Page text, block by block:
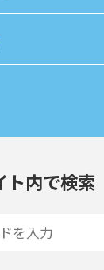
ト内で検索